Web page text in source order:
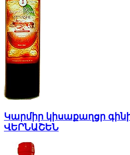
Կարմիր կիսաքաղցր
ՎԵՐՆԱՇԵՆ